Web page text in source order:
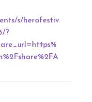
s/herofestiv
?